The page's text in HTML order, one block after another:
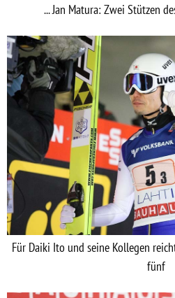
... Jan Matura: Zwei Stützen
Für Daiki Ito und seine Kollegen
fünf